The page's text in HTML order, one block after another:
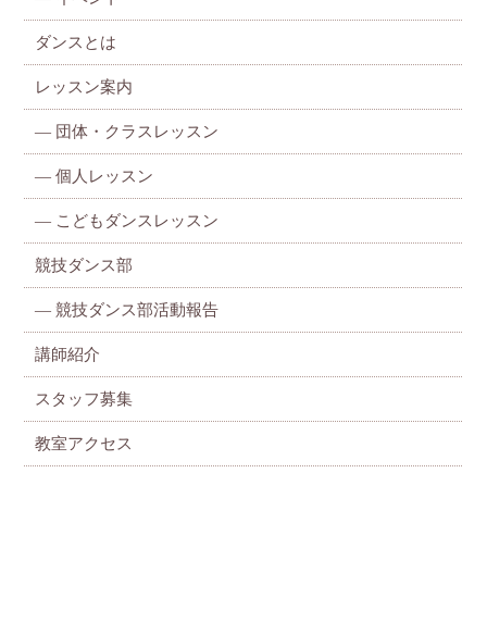
ダンスとは
レッスン案内
— 団体・クラスレッスン
—個人レッスン
— こどもダンスレッスン
競技ダンス部
— 競技ダンス部活動報告
講師紹介
スタッフ募集
教室アクセス